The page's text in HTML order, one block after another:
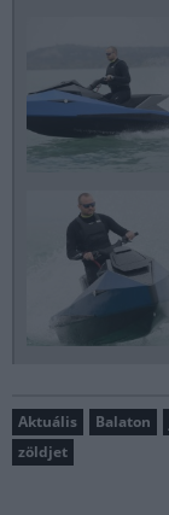
Aktuális Balaton
zöldjet